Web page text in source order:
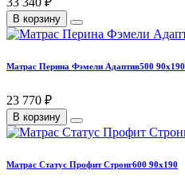
В корзину
Матрас Перина Фэмели Адаптив500 90х190
23 770 ₽
В корзину
Матрас Статус Профит Стронг600 90х190